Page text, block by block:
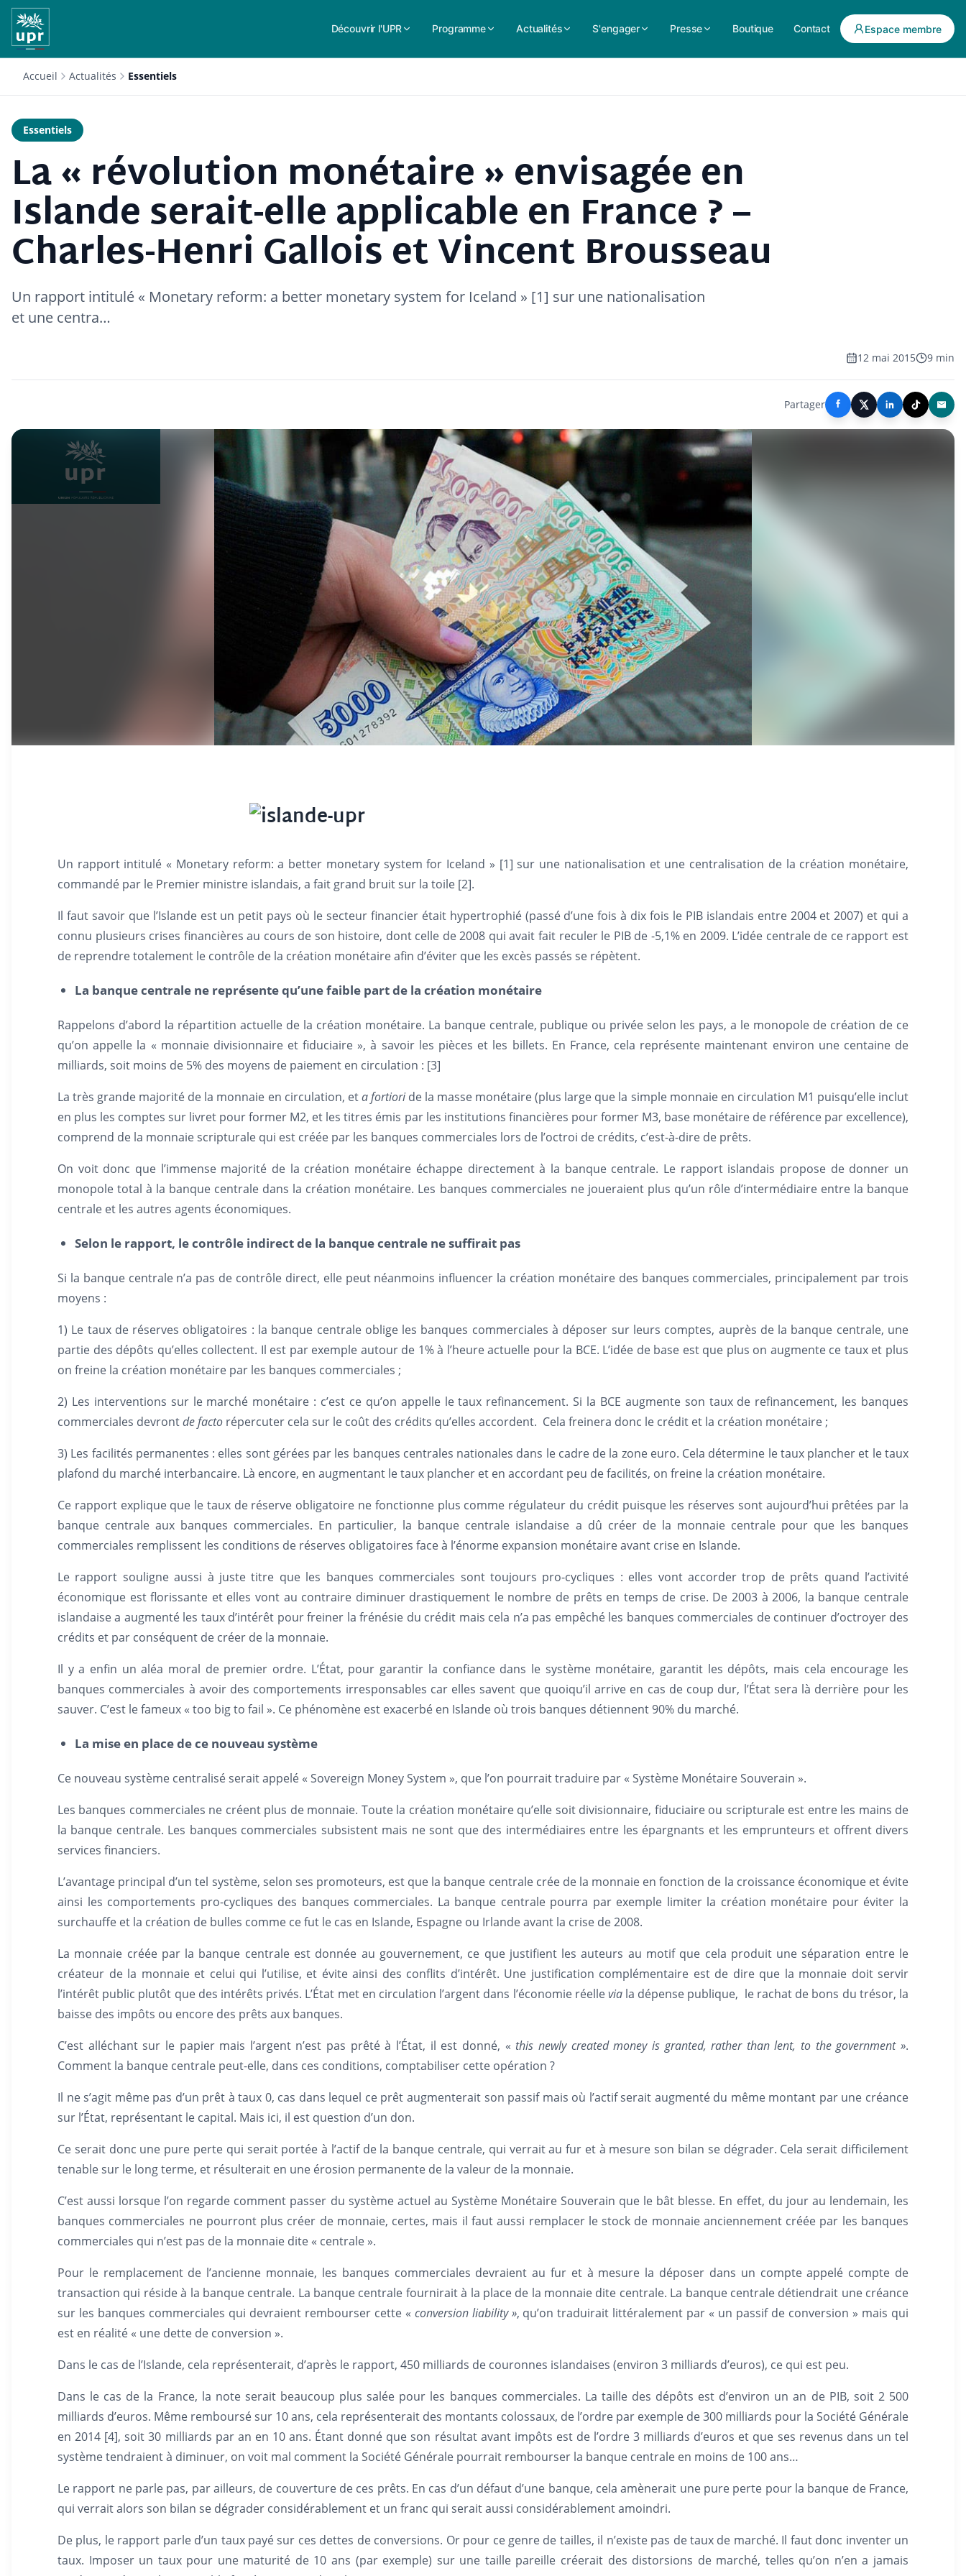
Découvrir l'UPR Programme Actualités S'engager Presse Boutique Contact Espace membre
Accueil Actualités Essentiels
Essentiels
La « révolution monétaire » envisagée en
Islande serait-elle applicable en France ? –
Charles-Henri Gallois et Vincent Brousseau
Un rapport intitulé « Monetary reform: a better monetary system for Iceland » [1] sur une nationalisation
et une centra…
12 mai 2015 9 min
Partager
Un rapport intitulé « Monetary reform: a better monetary system for Iceland » [1] sur une nationalisation et une centralisation de la création monétaire,
commandé par le Premier ministre islandais, a fait grand bruit sur la toile [2].
Il faut savoir que l’Islande est un petit pays où le secteur financier était hypertrophié (passé d’une fois à dix fois le PIB islandais entre 2004 et 2007) et qui a
connu plusieurs crises financières au cours de son histoire, dont celle de 2008 qui avait fait reculer le PIB de -5,1% en 2009. L’idée centrale de ce rapport est
de reprendre totalement le contrôle de la création monétaire afin d’éviter que les excès passés se répètent.
La banque centrale ne représente qu’une faible part de la création monétaire
Rappelons d’abord la répartition actuelle de la création monétaire. La banque centrale, publique ou privée selon les pays, a le monopole de création de ce
qu’on appelle la « monnaie divisionnaire et fiduciaire », à savoir les pièces et les billets. En France, cela représente maintenant environ une centaine de
milliards, soit moins de 5% des moyens de paiement en circulation : [3]
La très grande majorité de la monnaie en circulation, eta fortioride la masse monétaire (plus large que la simple monnaie en circulation M1 puisqu’elle inclut
en plus les comptes sur livret pour former M2, et les titres émis par les institutions financières pour former M3, base monétaire de référence par excellence),
comprend de la monnaie scripturale qui est créée par les banques commerciales lors de l’octroi de crédits, c’est-à-dire de prêts.
On voit donc que l’immense majorité de la création monétaire échappe directement à la banque centrale. Le rapport islandais propose de donner un
monopole total à la banque centrale dans la création monétaire. Les banques commerciales ne joueraient plus qu’un rôle d’intermédiaire entre la banque
centrale et les autres agents économiques.
Selon le rapport, le contrôle indirect de la banque centrale ne suffirait pas
Si la banque centrale n’a pas de contrôle direct, elle peut néanmoins influencer la création monétaire des banques commerciales, principalement par trois
moyens :
1) Le taux de réserves obligatoires : la banque centrale oblige les banques commerciales à déposer sur leurs comptes, auprès de la banque centrale, une
partie des dépôts qu’elles collectent. Il est par exemple autour de 1% à l’heure actuelle pour la BCE. L’idée de base est que plus on augmente ce taux et plus
on freine la création monétaire par les banques commerciales ;
2) Les interventions sur le marché monétaire : c’est ce qu’on appelle le taux refinancement. Si la BCE augmente son taux de refinancement, les banques
commerciales devrontde facto répercuter cela sur le coût des crédits qu’elles accordent. Cela freinera donc le crédit et la création monétaire ;
3) Les facilités permanentes : elles sont gérées par les banques centrales nationales dans le cadre de la zone euro. Cela détermine le taux plancher et le taux
plafond du marché interbancaire. Là encore, en augmentant le taux plancher et en accordant peu de facilités, on freine la création monétaire.
Ce rapport explique que le taux de réserve obligatoire ne fonctionne plus comme régulateur du crédit puisque les réserves sont aujourd’hui prêtées par la
banque centrale aux banques commerciales. En particulier, la banque centrale islandaise a dû créer de la monnaie centrale pour que les banques
commerciales remplissent les conditions de réserves obligatoires face à l’énorme expansion monétaire avant crise en Islande.
Le rapport souligne aussi à juste titre que les banques commerciales sont toujours pro-cycliques : elles vont accorder trop de prêts quand l’activité
économique est florissante et elles vont au contraire diminuer drastiquement le nombre de prêts en temps de crise. De 2003 à 2006, la banque centrale
islandaise a augmenté les taux d’intérêt pour freiner la frénésie du crédit mais cela n’a pas empêché les banques commerciales de continuer d’octroyer des
crédits et par conséquent de créer de la monnaie.
Il y a enfin un aléa moral de premier ordre. L’État, pour garantir la confiance dans le système monétaire, garantit les dépôts, mais cela encourage les
banques commerciales à avoir des comportements irresponsables car elles savent que quoiqu’il arrive en cas de coup dur, l’État sera là derrière pour les
sauver. C’est le fameux « too big to fail ». Ce phénomène est exacerbé en Islande où trois banques détiennent 90% du marché.
La mise en place de ce nouveau système
Ce nouveau système centralisé serait appelé « Sovereign Money System », que l’on pourrait traduire par « Système Monétaire Souverain ».
Les banques commerciales ne créent plus de monnaie. Toute la création monétaire qu’elle soit divisionnaire, fiduciaire ou scripturale est entre les mains de
la banque centrale. Les banques commerciales subsistent mais ne sont que des intermédiaires entre les épargnants et les emprunteurs et offrent divers
services financiers.
L’avantage principal d’un tel système, selon ses promoteurs, est que la banque centrale crée de la monnaie en fonction de la croissance économique et évite
ainsi les comportements pro-cycliques des banques commerciales. La banque centrale pourra par exemple limiter la création monétaire pour éviter la
surchauffe et la création de bulles comme ce fut le cas en Islande, Espagne ou Irlande avant la crise de 2008.
La monnaie créée par la banque centrale est donnée au gouvernement, ce que justifient les auteurs au motif que cela produit une séparation entre le
créateur de la monnaie et celui qui l’utilise, et évite ainsi des conflits d’intérêt. Une justification complémentaire est de dire que la monnaie doit servir
l’intérêt public plutôt que des intérêts privés. L’État met en circulation l’argent dans l’économie réelleviala dépense publique, le rachat de bons du trésor, la
baisse des impôts ou encore des prêts aux banques.
C’est alléchant sur le papier mais l’argent n’est pas prêté à l’État, il est donné, «this newly created money is granted, rather than lent, to the government ».
Comment la banque centrale peut-elle, dans ces conditions, comptabiliser cette opération ?
Il ne s’agit même pas d’un prêt à taux 0, cas dans lequel ce prêt augmenterait son passif mais où l’actif serait augmenté du même montant par une créance
sur l’État, représentant le capital. Mais ici, il est question d’un don.
Ce serait donc une pure perte qui serait portée à l’actif de la banque centrale, qui verrait au fur et à mesure son bilan se dégrader. Cela serait difficilement
tenable sur le long terme, et résulterait en une érosion permanente de la valeur de la monnaie.
C’est aussi lorsque l’on regarde comment passer du système actuel au Système Monétaire Souverain que le bât blesse. En effet, du jour au lendemain, les
banques commerciales ne pourront plus créer de monnaie, certes, mais il faut aussi remplacer le stock de monnaie anciennement créée par les banques
commerciales qui n’est pas de la monnaie dite « centrale ».
Pour le remplacement de l’ancienne monnaie, les banques commerciales devraient au fur et à mesure la déposer dans un compte appelé compte de
transaction qui réside à la banque centrale. La banque centrale fournirait à la place de la monnaie dite centrale. La banque centrale détiendrait une créance
sur les banques commerciales qui devraient rembourser cette « conversion liability », qu’on traduirait littéralement par « un passif de conversion » mais qui
est en réalité « une dette de conversion ».
Dans le cas de l’Islande, cela représenterait, d’après le rapport, 450 milliards de couronnes islandaises (environ 3 milliards d’euros), ce qui est peu.
Dans le cas de la France, la note serait beaucoup plus salée pour les banques commerciales. La taille des dépôts est d’environ un an de PIB, soit 2 500
milliards d’euros. Même remboursé sur 10 ans, cela représenterait des montants colossaux, de l’ordre par exemple de 300 milliards pour la Société Générale
en 2014 [4], soit 30 milliards par an en 10 ans. Étant donné que son résultat avant impôts est de l’ordre 3 milliards d’euros et que ses revenus dans un tel
système tendraient à diminuer, on voit mal comment la Société Générale pourrait rembourser la banque centrale en moins de 100 ans…
Le rapport ne parle pas, par ailleurs, de couverture de ces prêts. En cas d’un défaut d’une banque, cela amènerait une pure perte pour la banque de France,
qui verrait alors son bilan se dégrader considérablement et un franc qui serait aussi considérablement amoindri.
De plus, le rapport parle d’un taux payé sur ces dettes de conversions. Or pour ce genre de tailles, il n’existe pas de taux de marché. Il faut donc inventer un
taux. Imposer un taux pour une maturité de 10 ans (par exemple) sur une taille pareille créerait des distorsions de marché, telles qu’on n’en a jamais